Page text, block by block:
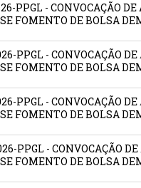
PPGL - CONVOCAÇÃO
FOMENTO DE BOLSA
PPGL - CONVOCAÇÃO
FOMENTO DE BOLSA
PPGL - CONVOCAÇÃO
FOMENTO DE BOLSA
PPGL - CONVOCAÇÃO
FOMENTO DE BOLSA